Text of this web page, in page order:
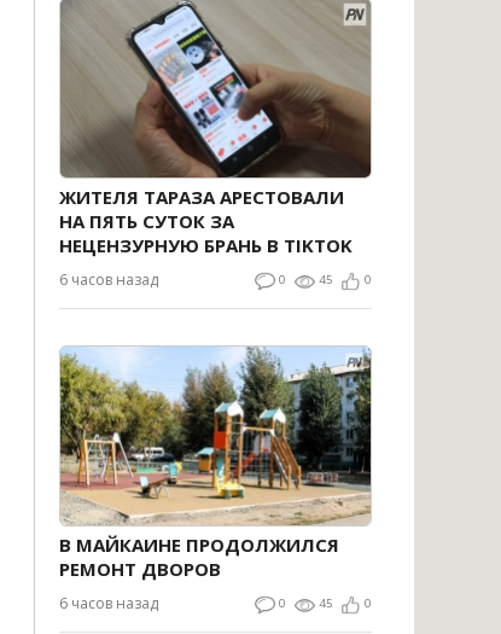
ЖИТЕЛЯ ТАРАЗА АРЕСТОВАЛИ
НА ПЯТЬ СУТОК ЗА
НЕЦЕНЗУРНУЮ БРАНЬ В TIKTOK
6 часов назад 0 45 0
В МАЙКАИНЕ ПРОДОЛЖИЛСЯ
РЕМОНТ ДВОРОВ
6 часов назад 0 45 0